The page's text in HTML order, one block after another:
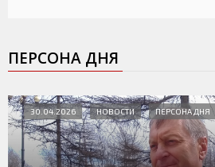
ПЕРСОНА ДНЯ
30.04.2026 НОВОСТИ ПЕРСОНА ДНЯ